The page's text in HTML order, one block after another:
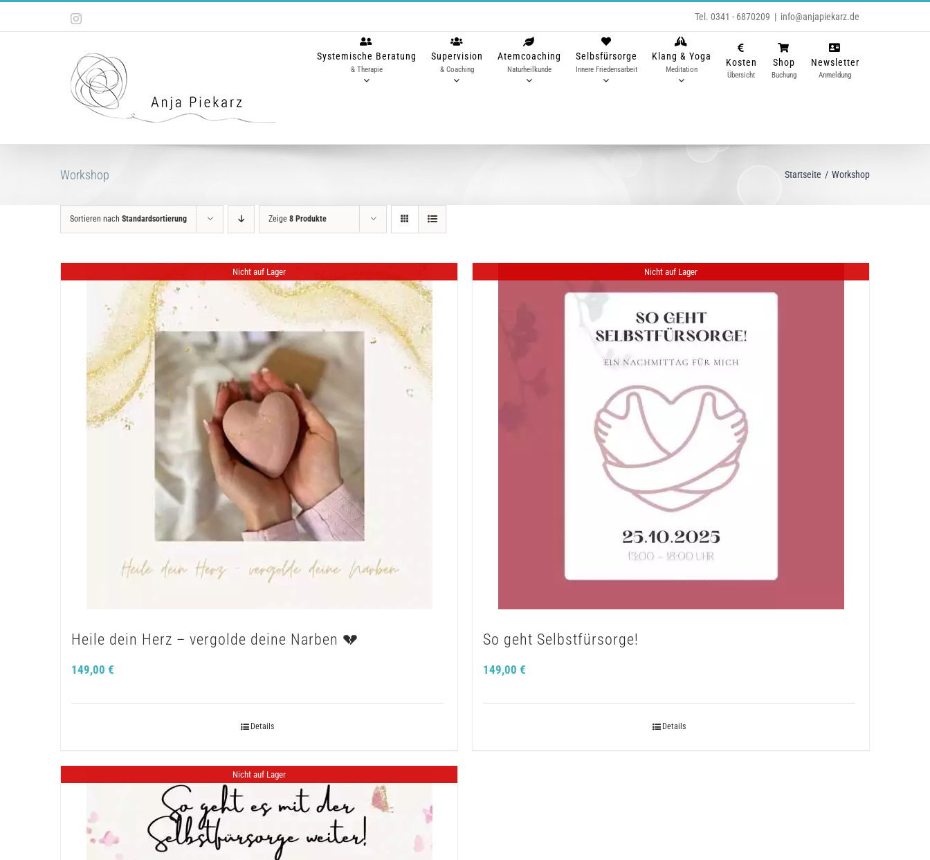
Instagram Tel. 0341 - 6870209 | info@anjapiekarz.de
Systemische Beratung
& Therapie
Supervision
& Coaching
Atemcoaching
Naturheilkunde
Selbsfürsorge
Innere Friedensarbeit
Klang & Yoga
Meditation
Kosten
Übersicht
Shop
Buchung
Newsletter
Anmeldung
Workshop Startseite Workshop
Sortieren nach Standardsortierung Zeige 8 Produkte
Nicht auf Lager
Heile dein Herz – vergolde deine Narben 💔
149,00 €
Details
Nicht auf Lager
So geht Selbstfürsorge!
149,00 €
Details
Nicht auf Lager